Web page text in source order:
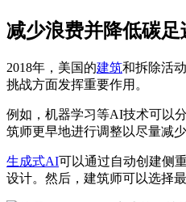
减少浪费并降低碳足
2018年，美国的建筑和拆除活
挑战方面发挥重要作用。
例如，机器学习等AI技术可以
筑师更早地进行调整以尽量减少
生成式AI可以通过自动创建侧
设计。然后，建筑师可以选择